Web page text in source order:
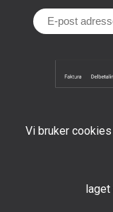
Vi bruker
laget